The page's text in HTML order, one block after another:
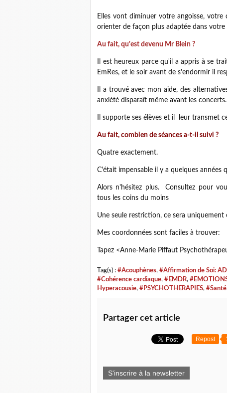
Elles vont diminuer votre angoisse,
orienter de façon plus adaptée dans votre
Au fait, qu'est devenu Mr Blein ?
Il est heureux parce qu'il a appris à se
EmRes, et le soir avant de s'endormir il
Il a trouvé avec mon aide, des
anxiété disparaît même avant les concerts.
Il supporte ses élèves et il leur transmet
Au fait, combien de séances a-t-il suivi ?
Quatre exactement.
C'était impensable il y a quelques années
Alors n'hésitez plus. Consultez pour
tous les coins du moins
Une seule restriction, ce sera uniquement
Mes coordonnées sont faciles à trouver:
Tapez <Anne-Marie Piffaut
Tag(s) : #Acouphènes, #Affirmation de Soi:
#Cohérence cardiaque, #EMDR,
Hyperacousie, #PSYCHOTHERAPIES, #Santé
Partager cet article
Repost
S'inscrire à la newsletter